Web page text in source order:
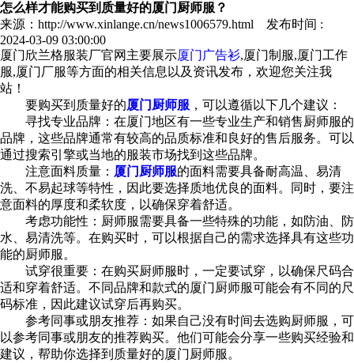
怎么样才能购买到质量好的厦门厨师服？
来源：http://www.xinlange.cn/news1006579.html 发布时间 :
2024-03-09 03:00:00
厦门欣兰格服装厂官网主要展示厦门广告衫,厦门制服,厦门工作
服,厦门厂服等方面的相关信息以及资讯发布，欢迎您关注我
站！
要购买到质量好的厦门厨师服 ，可以遵循以下几个建议：
寻找专业品牌：在厦门地区有一些专业生产和销售厨师服的
品牌，这些品牌通常有较高的品质标准和良好的售后服务。可以
通过搜索引擎或当地的服装市场找到这些品牌。
注意面料质量： 厦门厨师服的面料需要具备耐高温、易清
洗、不易起球等特性，因此要选择质地优良的面料。同时，要注
意面料的厚度和柔软度，以确保穿着舒适。
考虑功能性：厨师服需要具备一些特殊的功能，如防油、防
水、易清洗等。在购买时，可以根据自己的需求选择具有这些功
能的厨师服。
试穿很重要：在购买厨师服时，一定要试穿，以确保尺码合
适和穿着舒适。不同品牌和款式的厦门厨师服可能会有不同的尺
码标准，因此建议试穿后再购买。
参考同事或朋友推荐：如果自己没有时间去选购厨师服，可
以参考同事或朋友的推荐购买。他们可能会分享一些购买经验和
建议，帮助你选择到质量好的厦门厨师服。